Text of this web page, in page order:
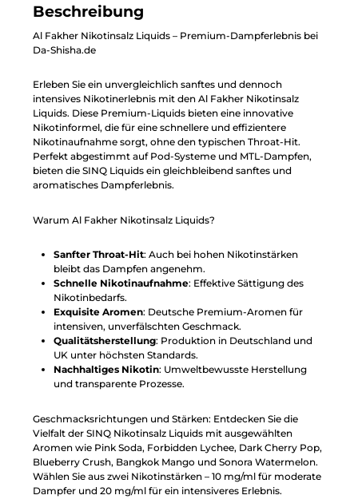
Beschreibung
Al Fakher Nikotinsalz Liquids – Premium-Dampferlebnis bei
Da-Shisha.de
Erleben Sie ein unvergleichlich sanftes und dennoch
intensives Nikotinerlebnis mit den Al Fakher Nikotinsalz
Liquids. Diese Premium-Liquids bieten eine innovative
Nikotinformel, die für eine schnellere und effizientere
Nikotinaufnahme sorgt, ohne den typischen Throat-Hit.
Perfekt abgestimmt auf Pod-Systeme und MTL-Dampfen,
bieten die SINQ Liquids ein gleichbleibend sanftes und
aromatisches Dampferlebnis.
Warum Al Fakher Nikotinsalz Liquids?
Sanfter Throat-Hit: Auch bei hohen Nikotinstärken
bleibt das Dampfen angenehm.
Schnelle Nikotinaufnahme: Effektive Sättigung des
Nikotinbedarfs.
Exquisite Aromen: Deutsche Premium-Aromen für
intensiven, unverfälschten Geschmack.
Qualitätsherstellung: Produktion in Deutschland und
UK unter höchsten Standards.
Nachhaltiges Nikotin: Umweltbewusste Herstellung
und transparente Prozesse.
Geschmacksrichtungen und Stärken: Entdecken Sie die
Vielfalt der SINQ Nikotinsalz Liquids mit ausgewählten
Aromen wie Pink Soda, Forbidden Lychee, Dark Cherry Pop,
Blueberry Crush, Bangkok Mango und Sonora Watermelon.
Wählen Sie aus zwei Nikotinstärken – 10 mg/ml für moderate
Dampfer und 20 mg/ml für ein intensiveres Erlebnis.